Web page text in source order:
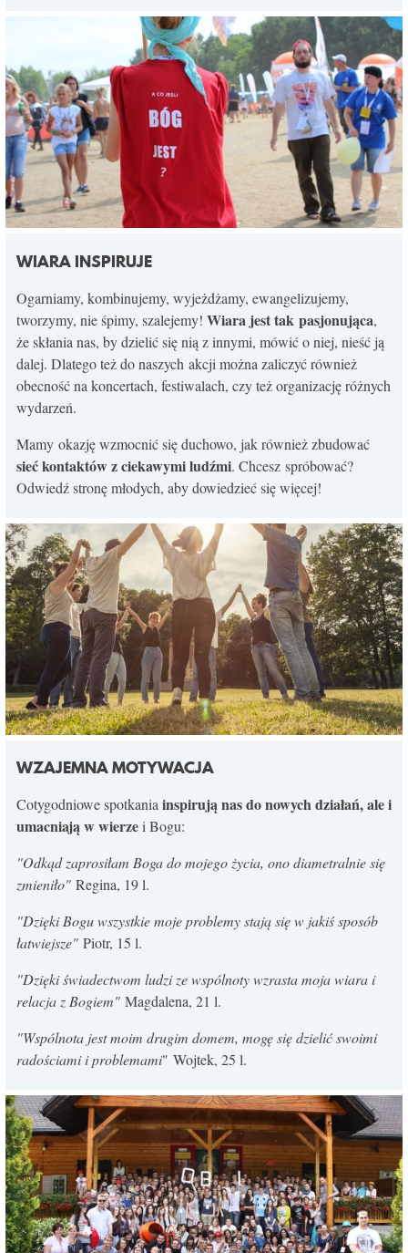
WIARA INSPIRUJE
Ogarniamy, kombinujemy, wyjeżdżamy, ewangelizujemy,
tworzymy, nie śpimy, szalejemy! Wiara jest tak pasjonująca,
że skłania nas, by dzielić się nią z innymi, mówić o niej, nieść ją
dalej. Dlatego też do naszych akcji można zaliczyć również
obecność na koncertach, festiwalach, czy też organizację różnych
wydarzeń.
Mamy okazję wzmocnić się duchowo, jak również zbudować
sieć kontaktów z ciekawymi ludźmi. Chcesz spróbować?
Odwiedź stronę młodych, aby dowiedzieć się więcej!
WZAJEMNA MOTYWACJA
Cotygodniowe spotkania inspirują nas do nowych działań, ale i
umacniają w wierzei Bogu:
"Odkąd zaprosiłam Boga do mojego życia, ono diametralnie się
zmieniło" Regina, 19 l.
"Dzięki Bogu wszystkie moje problemy stają się w jakiś sposób
łatwiejsze" Piotr, 15 l.
"Dzięki świadectwom ludzi ze wspólnoty wzrasta moja wiara i
relacja z Bogiem" Magdalena, 21 l.
"Wspólnota jest moim drugim domem, mogę się dzielić swoimi
radościami i problemami" Wojtek, 25 l.